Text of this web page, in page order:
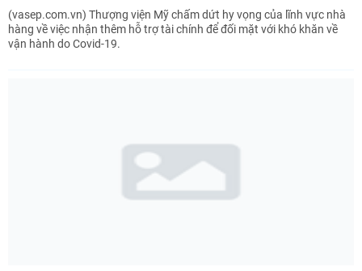
(vasep.com.vn) Thượng viện Mỹ chấm dứt hy vọng của lĩnh vực nhà
hàng về việc nhận thêm hỗ trợ tài chính để đối mặt với khó khăn về
vận hành do Covid-19.